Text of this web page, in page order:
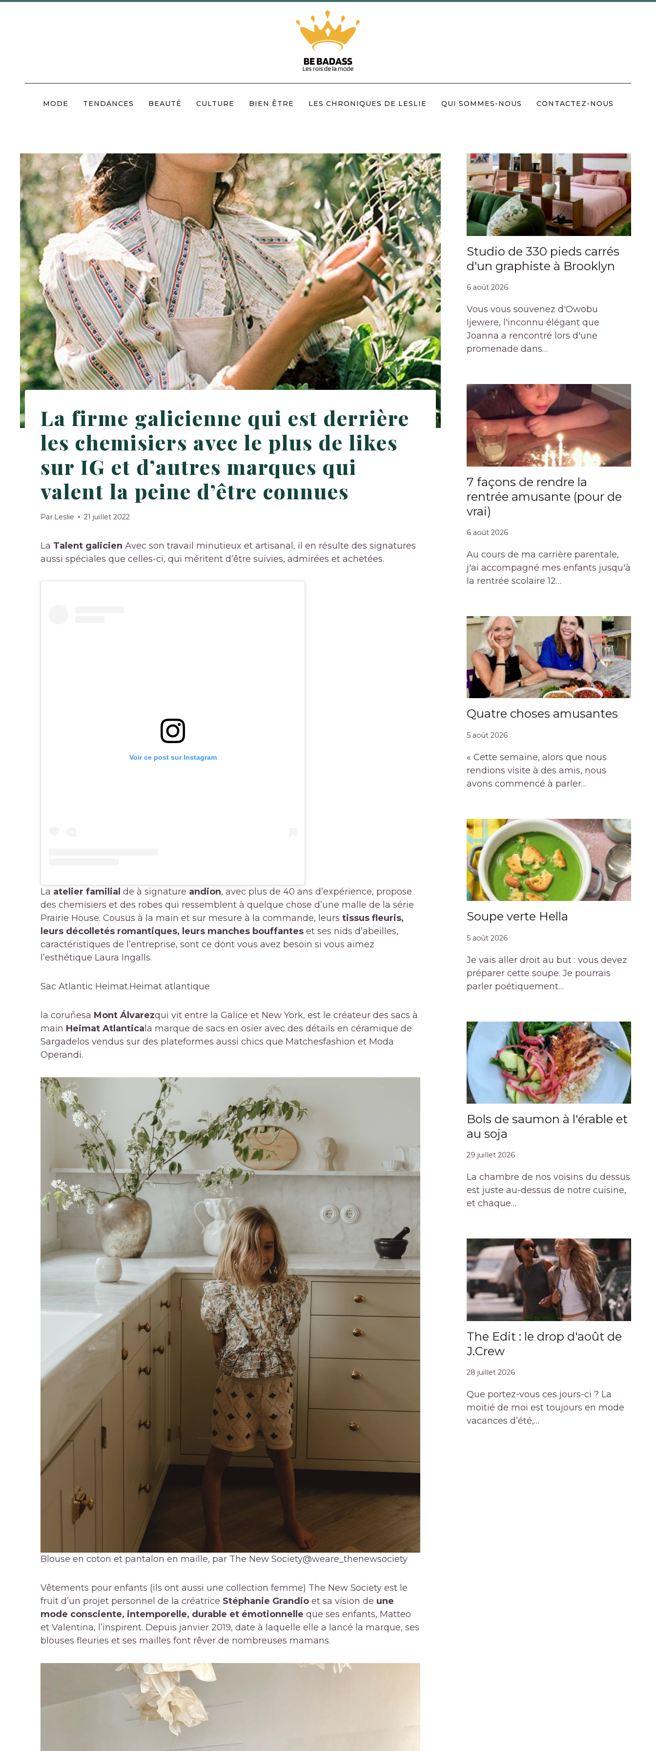
MODE TENDANCES BEAUTÉ CULTURE BIEN ÊTRE LES CHRONIQUES DE LESLIE QUI SOMMES-NOUS CONTACTEZ-NOUS
La firme galicienne qui est derrière
les chemisiers avec le plus de likes
sur IG et d’autres marques qui
valent la peine d’être connues
Par Leslie 21 juillet 2022
La Talent galicien Avec son travail minutieux et artisanal, il en résulte des signatures
aussi spéciales que celles-ci, qui méritent d’être suivies, admirées et achetées.
Voir ce post sur Instagram
La atelier familial de à signature andion, avec plus de 40 ans d’expérience, propose
des chemisiers et des robes qui ressemblent à quelque chose d’une malle de la série
Prairie House. Cousus à la main et sur mesure à la commande, leurs tissus fleuris,
leurs décolletés romantiques, leurs manches bouffantes et ses nids d’abeilles,
caractéristiques de l’entreprise, sont ce dont vous avez besoin si vous aimez
l’esthétique Laura Ingalls.
Sac Atlantic Heimat.Heimat atlantique
la coruñesa Mont Álvarezqui vit entre la Galice et New York, est le créateur des sacs à
main Heimat Atlantica la marque de sacs en osier avec des détails en céramique de
Sargadelos vendus sur des plateformes aussi chics que Matchesfashion et Moda
Operandi.
Blouse en coton et pantalon en maille, par The New Society@weare_thenewsociety
Vêtements pour enfants (ils ont aussi une collection femme) The New Society est le
fruit d’un projet personnel de la créatrice Stéphanie Grandio et sa vision de une
mode consciente, intemporelle, durable et émotionnelle que ses enfants, Matteo
et Valentina, l’inspirent. Depuis janvier 2019, date à laquelle elle a lancé la marque, ses
blouses fleuries et ses mailles font rêver de nombreuses mamans.
Studio de 330 pieds carrés
d'un graphiste à Brooklyn
6 août 2026
Vous vous souvenez d'Owobu
Ijewere, l'inconnu élégant que
Joanna a rencontré lors d'une
promenade dans…
7 façons de rendre la
rentrée amusante (pour de
vrai)
6 août 2026
Au cours de ma carrière parentale,
j'ai accompagné mes enfants jusqu'à
la rentrée scolaire 12…
Quatre choses amusantes
5 août 2026
« Cette semaine, alors que nous
rendions visite à des amis, nous
avons commencé à parler…
Soupe verte Hella
5 août 2026
Je vais aller droit au but : vous devez
préparer cette soupe. Je pourrais
parler poétiquement…
Bols de saumon à l'érable et
au soja
29 juillet 2026
La chambre de nos voisins du dessus
est juste au-dessus de notre cuisine,
et chaque…
The Edit : le drop d'août de
J.Crew
28 juillet 2026
Que portez-vous ces jours-ci ? La
moitié de moi est toujours en mode
vacances d’été,…